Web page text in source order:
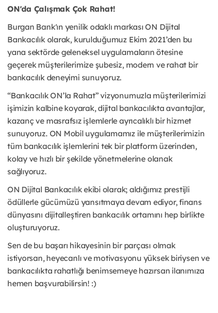
ON'da Çalışmak Çok Rahat!
Burgan Bank'ın yenilik odaklı markası ON Dijital
Bankacılık olarak, kurulduğumuz Ekim 2021’den bu
yana sektörde geleneksel uygulamaların ötesine
geçerek müşterilerimize şubesiz, modern ve rahat bir
bankacılık deneyimi sunuyoruz.
“Bankacılık ON’la Rahat” vizyonumuzla müşterilerimizi
işimizin kalbine koyarak, dijital bankacılıkta avantajlar,
kazanç ve masrafsız işlemlerle ayrıcalıklı bir hizmet
sunuyoruz. ON Mobil uygulamamız ile müşterilerimizin
tüm bankacılık işlemlerini tek bir platform üzerinden,
kolay ve hızlı bir şekilde yönetmelerine olanak
sağlıyoruz.
ON Dijital Bankacılık ekibi olarak; aldığımız prestijli
ödüllerle gücümüzü yansıtmaya devam ediyor, finans
dünyasını dijitalleştiren bankacılık ortamını hep birlikte
oluşturuyoruz.
Sen de bu başarı hikayesinin bir parçası olmak
istiyorsan, heyecanlı ve motivasyonu yüksek biriysen ve
bankacılıkta rahatlığı benimsemeye hazırsan ilanımıza
hemen başvurabilirsin! :)